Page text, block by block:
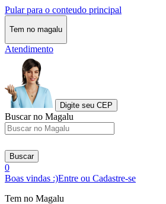
Pular para o conteudo principal
Tem no magalu
Atendimento
Digite seu CEP
Buscar no Magalu
Buscar
0
Boas vindas :)Entre ou Cadastre-se
Tem no Magalu